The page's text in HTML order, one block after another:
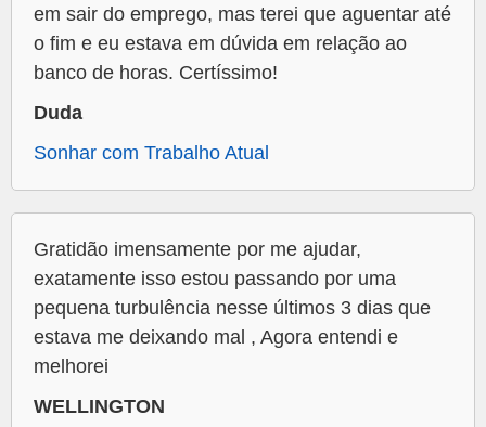
em sair do emprego, mas terei que aguentar até
o fim e eu estava em dúvida em relação ao
banco de horas. Certíssimo!
Duda
Sonhar com Trabalho Atual
Gratidão imensamente por me ajudar,
exatamente isso estou passando por uma
pequena turbulência nesse últimos 3 dias que
estava me deixando mal , Agora entendi e
melhorei
WELLINGTON